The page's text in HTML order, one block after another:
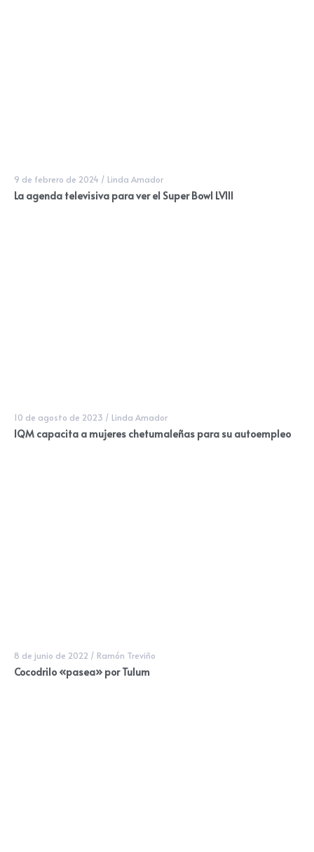
9 de febrero de 2024 / Linda Amador
La agenda televisiva para ver el Super Bowl LVIII
10 de agosto de 2023 / Linda Amador
IQM capacita a mujeres chetumaleñas para su autoempleo
8 de junio de 2022 / Ramón Treviño
Cocodrilo «pasea» por Tulum